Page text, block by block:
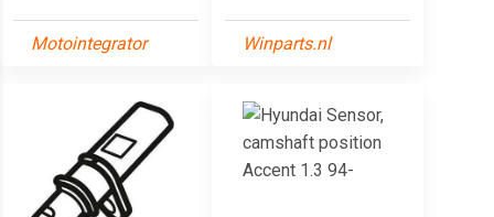
Motointegrator Winparts.nl